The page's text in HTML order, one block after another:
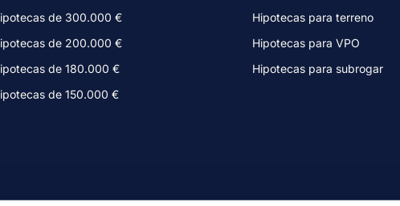
Hipotecas para terreno
Hipotecas para VPO
Hipotecas para subrogar
de 300.000 €
de 200.000 €
de 180.000 €
de 150.000 €